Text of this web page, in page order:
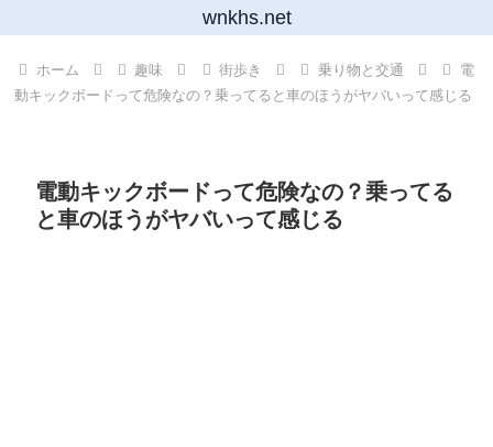
wnkhs.net
ホーム 趣味 街歩き 乗り物と交通
電
動キックボードって危険なの？乗ってると車のほうがヤバいって感じる
電動キックボードって危険なの？乗ってる
と車のほうがヤバいって感じる